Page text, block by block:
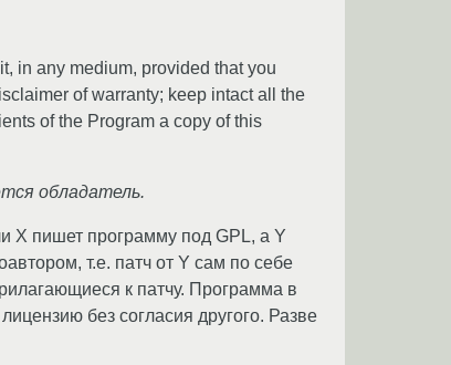
in any medium, provided that you
of warranty; keep intact all the
of the Program a copy of this
обладатель.
X пишет программу под GPL, а Y
т.е. патч от Y сам по себе
к патчу. Программа в
без согласия другого. Разве